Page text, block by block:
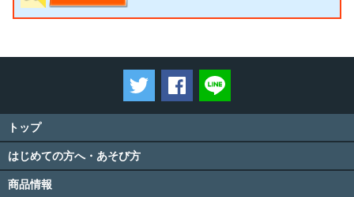
ツイートするFacebookでシェアする
トップ
はじめての方へ・あそび方
商品情報